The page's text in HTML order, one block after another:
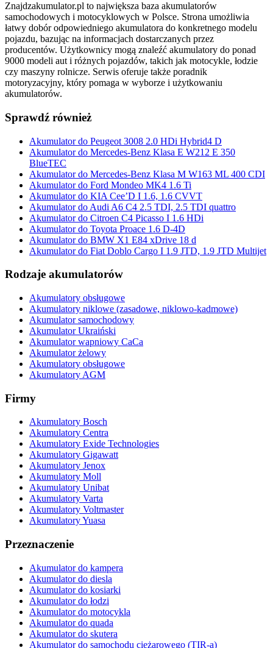
Znajdzakumulator.pl to największa baza akumulatorów
samochodowych i motocyklowych w Polsce. Strona umożliwia
łatwy dobór odpowiedniego akumulatora do konkretnego modelu
pojazdu, bazując na informacjach dostarczanych przez
producentów. Użytkownicy mogą znaleźć akumulatory do ponad
9000 modeli aut i różnych pojazdów, takich jak motocykle, łodzie
czy maszyny rolnicze. Serwis oferuje także poradnik
motoryzacyjny, który pomaga w wyborze i użytkowaniu
akumulatorów.
Sprawdź również
Akumulator do Peugeot 3008 2.0 HDi Hybrid4 D
Akumulator do Mercedes-Benz Klasa E W212 E 350
BlueTEC
Akumulator do Mercedes-Benz Klasa M W163 ML 400 CDI
Akumulator do Ford Mondeo MK4 1.6 Ti
Akumulator do KIA Cee’D I 1.6, 1.6 CVVT
Akumulator do Audi A6 C4 2.5 TDI, 2.5 TDI quattro
Akumulator do Citroen C4 Picasso I 1.6 HDi
Akumulator do Toyota Proace 1.6 D-4D
Akumulator do BMW X1 E84 xDrive 18 d
Akumulator do Fiat Doblo Cargo I 1.9 JTD, 1.9 JTD Multijet
Rodzaje akumulatorów
Akumulatory obsługowe
Akumulatory niklowe (zasadowe, niklowo-kadmowe)
Akumulator samochodowy
Akumulator Ukraiński
Akumulator wapniowy CaCa
Akumulator żelowy
Akumulatory obsługowe
Akumulatory AGM
Firmy
Akumulatory Bosch
Akumulatory Centra
Akumulatory Exide Technologies
Akumulatory Gigawatt
Akumulatory Jenox
Akumulatory Moll
Akumulatory Unibat
Akumulatory Varta
Akumulatory Voltmaster
Akumulatory Yuasa
Przeznaczenie
Akumulator do kampera
Akumulator do diesla
Akumulator do kosiarki
Akumulator do łodzi
Akumulator do motocykla
Akumulator do quada
Akumulator do skutera
Akumulator do samochodu ciężarowego (TIR-a)